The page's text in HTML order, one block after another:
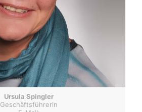
Ursula Spingler
Geschäftsführerin